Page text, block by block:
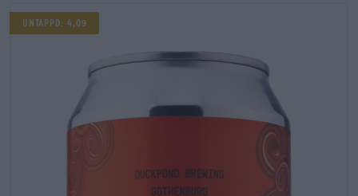
Untappd: 4,09